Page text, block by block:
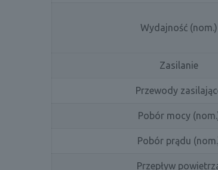
Wydajność (nom.)
Zasilanie
Przewody
Pobór mocy
Pobór prądu
Przepływ